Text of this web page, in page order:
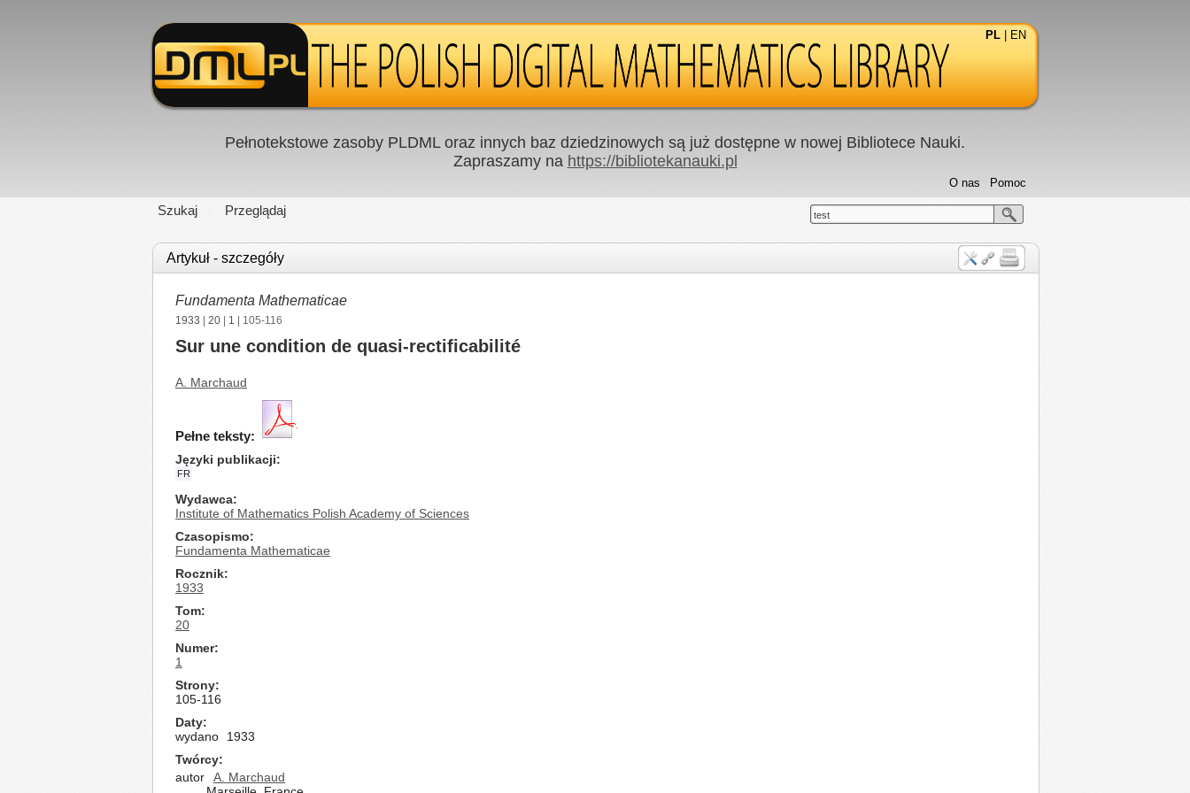
PL EN
Pełnotekstowe zasoby PLDML oraz innych baz dziedzinowych są już dostępne w nowej Bibliotece Nauki.
Zapraszamy na https://bibliotekanauki.pl
Szukaj Przeglądaj
Pomoc
O nas
test
Artykuł - szczegóły
Fundamenta Mathematicae
1933 20 1 | 105-116
Sur une condition de quasi-rectificabilité
A. Marchaud
Pełne teksty:
Języki publikacji
FR
Wydawca
Institute of Mathematics Polish Academy of Sciences
Czasopismo
Fundamenta Mathematicae
Rocznik
1933
Tom
20
Numer
1
Strony
105-116
Daty
wydano
1933
Twórcy
autor
A. Marchaud